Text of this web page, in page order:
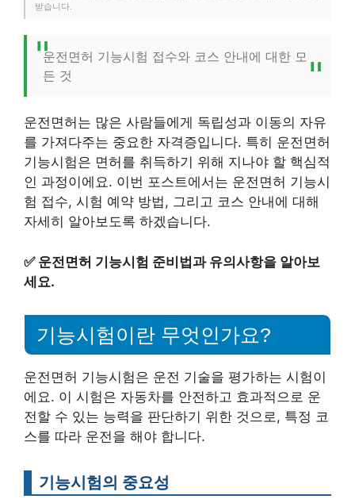
받습니다.
운전면허 기능시험 접수와 코스 안내에 대한 모
든 것
운전면허는 많은 사람들에게 독립성과 이동의 자유
를 가져다주는 중요한 자격증입니다. 특히 운전면허
기능시험은 면허를 취득하기 위해 지나야 할 핵심적
인 과정이에요. 이번 포스트에서는 운전면허 기능시
험 접수, 시험 예약 방법, 그리고 코스 안내에 대해
자세히 알아보도록 하겠습니다.
✅ 운전면허 기능시험 준비법과 유의사항을 알아보
세요.
기능시험이란 무엇인가요?
운전면허 기능시험은 운전 기술을 평가하는 시험이
에요. 이 시험은 자동차를 안전하고 효과적으로 운
전할 수 있는 능력을 판단하기 위한 것으로, 특정 코
스를 따라 운전을 해야 합니다.
기능시험의 중요성